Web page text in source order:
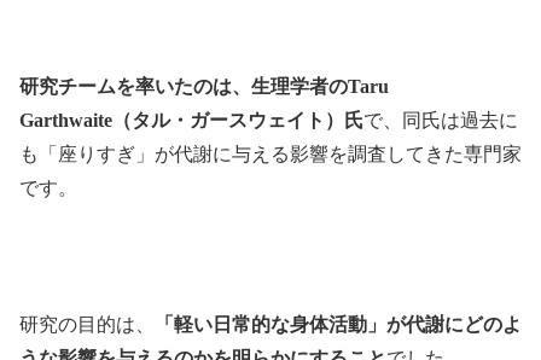
研究チームを率いたのは、生理学者のTaru
Garthwaite（タル・ガースウェイト）氏で、同氏は過去に
も「座りすぎ」が代謝に与える影響を調査してきた専門家
です。
研究の目的は、
「軽い日常的な身体活動」が代謝にどのよ